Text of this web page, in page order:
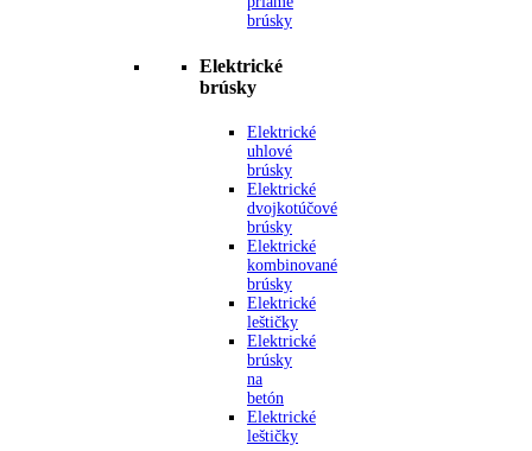
brúsky
Elektrické
brúsky
Elektrické
uhlové
brúsky
Elektrické
dvojkotúčové
brúsky
Elektrické
kombinované
brúsky
Elektrické
leštičky
Elektrické
brúsky
na
betón
Elektrické
leštičky